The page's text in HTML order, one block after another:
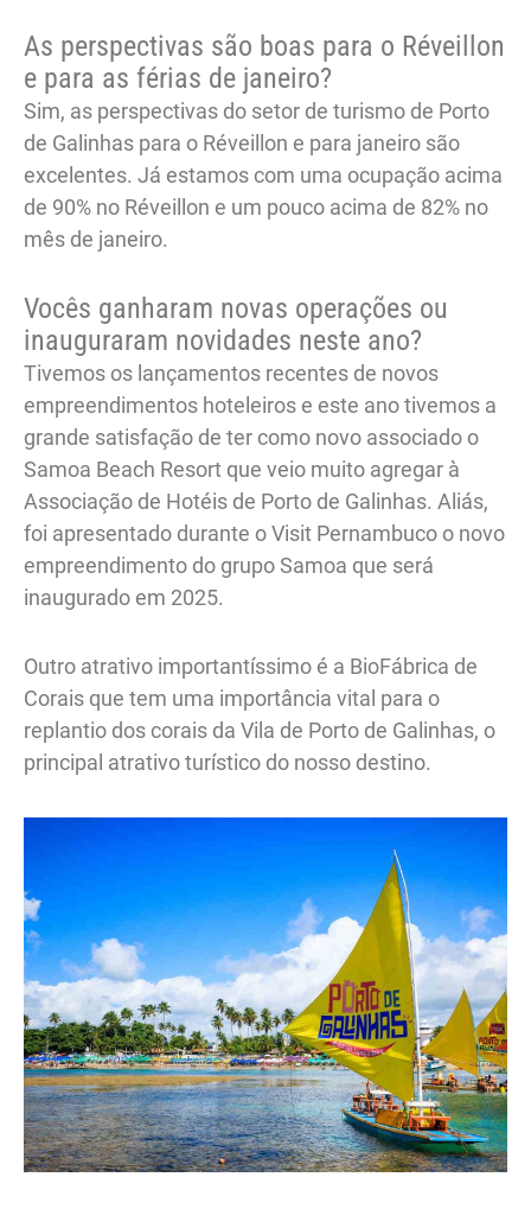
As perspectivas são boas para o Réveillon
e para as férias de janeiro?
Sim, as perspectivas do setor de turismo de Porto
de Galinhas para o Réveillon e para janeiro são
excelentes. Já estamos com uma ocupação acima
de 90% no Réveillon e um pouco acima de 82% no
mês de janeiro.
Vocês ganharam novas operações ou
inauguraram novidades neste ano?
Tivemos os lançamentos recentes de novos
empreendimentos hoteleiros e este ano tivemos a
grande satisfação de ter como novo associado o
Samoa Beach Resort que veio muito agregar à
Associação de Hotéis de Porto de Galinhas. Aliás,
foi apresentado durante o Visit Pernambuco o novo
empreendimento do grupo Samoa que será
inaugurado em 2025.
Outro atrativo importantíssimo é a BioFábrica de
Corais que tem uma importância vital para o
replantio dos corais da Vila de Porto de Galinhas, o
principal atrativo turístico do nosso destino.